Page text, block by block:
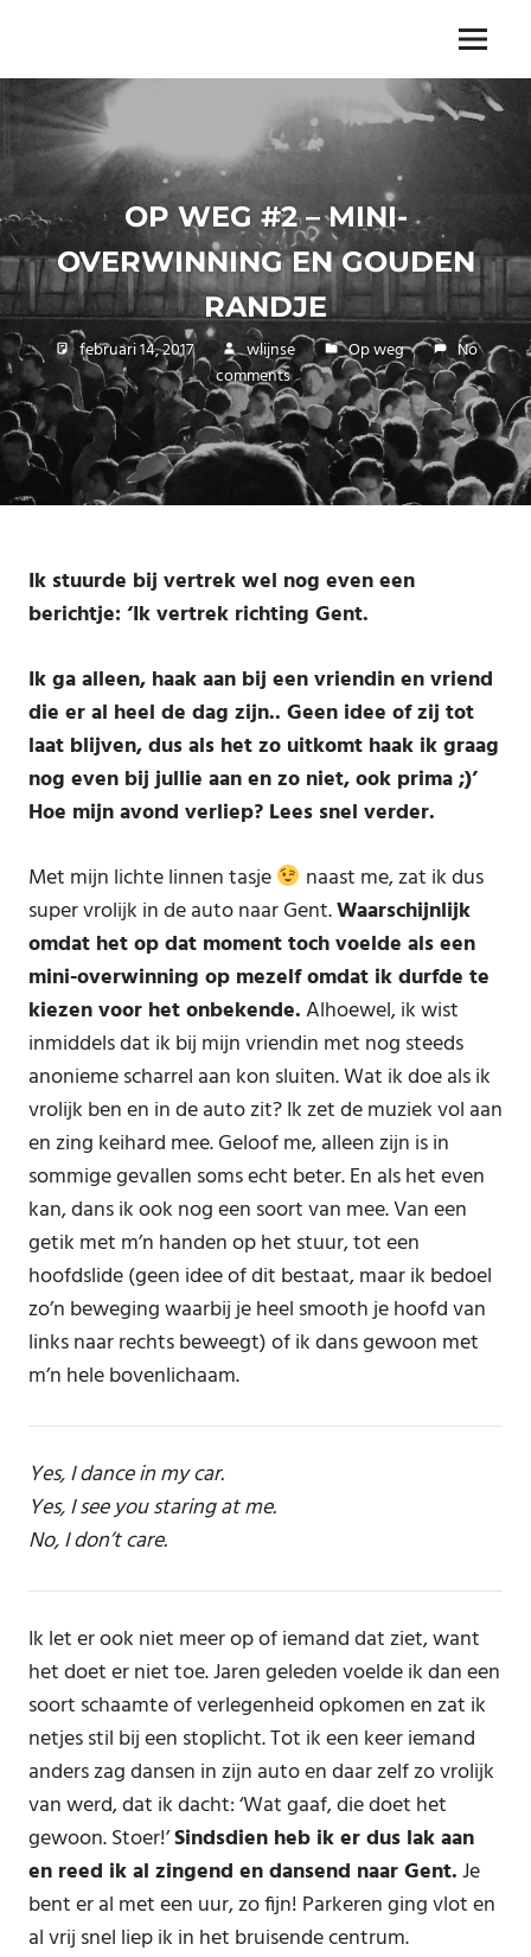
content
FREEDOM
travelling
Menu
OP WEG #2 – MINI-
OVERWINNING EN GOUDEN
RANDJE
februari 14, 2017 wlijnse Op weg
No
comments
Ik stuurde bij vertrek wel nog even een
berichtje: ‘Ik vertrek richting Gent.
Ik ga alleen, haak aan bij een vriendin en vriend
die er al heel de dag zijn.. Geen idee of zij tot
laat blijven, dus als het zo uitkomt haak ik graag
nog even bij jullie aan en zo niet, ook prima ;)’
Hoe mijn avond verliep? Lees snel verder.
Met mijn lichte linnen tasje
naast me, zat ik dus
super vrolijk in de auto naar Gent.Waarschijnlijk
omdat het op dat moment toch voelde als een
mini-overwinning op mezelf omdat ik durfde te
kiezen voor het onbekende.Alhoewel, ik wist
inmiddels dat ik bij mijn vriendin met nog steeds
anonieme scharrel aan kon sluiten. Wat ik doe als ik
vrolijk ben en in de auto zit? Ik zet de muziek vol aan
en zing keihard mee. Geloof me, alleen zijn is in
sommige gevallen soms echt beter. En als het even
kan, dans ik ook nog een soort van mee. Van een
getik met m’n handen op het stuur, tot een
hoofdslide (geen idee of dit bestaat, maar ik bedoel
zo’n beweging waarbij je heel smooth je hoofd van
links naar rechts beweegt) of ik dans gewoon met
m’n hele bovenlichaam.
Yes, I dance in my car.
Yes, I see you staring at me.
No, I don’t care.
Ik let er ook niet meer op of iemand dat ziet, want
het doet er niet toe. Jaren geleden voelde ik dan een
soort schaamte of verlegenheid opkomen en zat ik
netjes stil bij een stoplicht. Tot ik een keer iemand
anders zag dansen in zijn auto en daar zelf zo vrolijk
van werd, dat ik dacht: ‘Wat gaaf, die doet het
gewoon. Stoer!’Sindsdien heb ik er dus lak aan
en reed ik al zingend en dansend naar Gent.Je
bent er al met een uur, zo fijn! Parkeren ging vlot en
al vrij snel liep ik in het bruisende centrum.